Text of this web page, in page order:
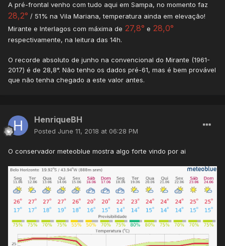
A pré-frontal venho com tudo aqui em Sampa, no momento faz
28,2° / 51% na Vila Mariana, temperatura ainda em elevação!
Mirante e Interlagos com máxima de 27,8° e 28,0°
respectivamente, na leitura das 14h.
O recorde absoluto de junho na convencional do Mirante (1961-
2017) é de 28,8°. Não tenho os dados pré-61, mas é bem provável
que não tenha chegado a este valor antes.
HenriqueBH
Posted June 11, 2018 at 06:28 PM
O conservador meteoblue mostra algo forte vindo por ai